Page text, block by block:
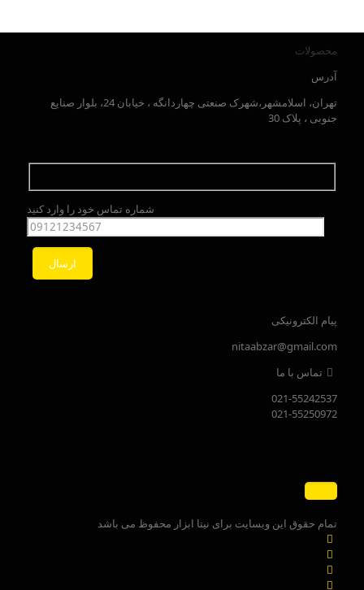
محصولات
آدرس
تهران، اسلامشهر،شهرک صنعتی چهاردانگه ، خیابان 24، بلوار صنایع
جنوبی ، پلاک 30
شماره تماس خود را وارد کنید
پیام الکترونیکی
nitaabzar@gmail.com
تماس با ما
021-55242537
021-55250972
تمام حقوق این وبسایت برای نیتا ابزار محفوظ می باشد